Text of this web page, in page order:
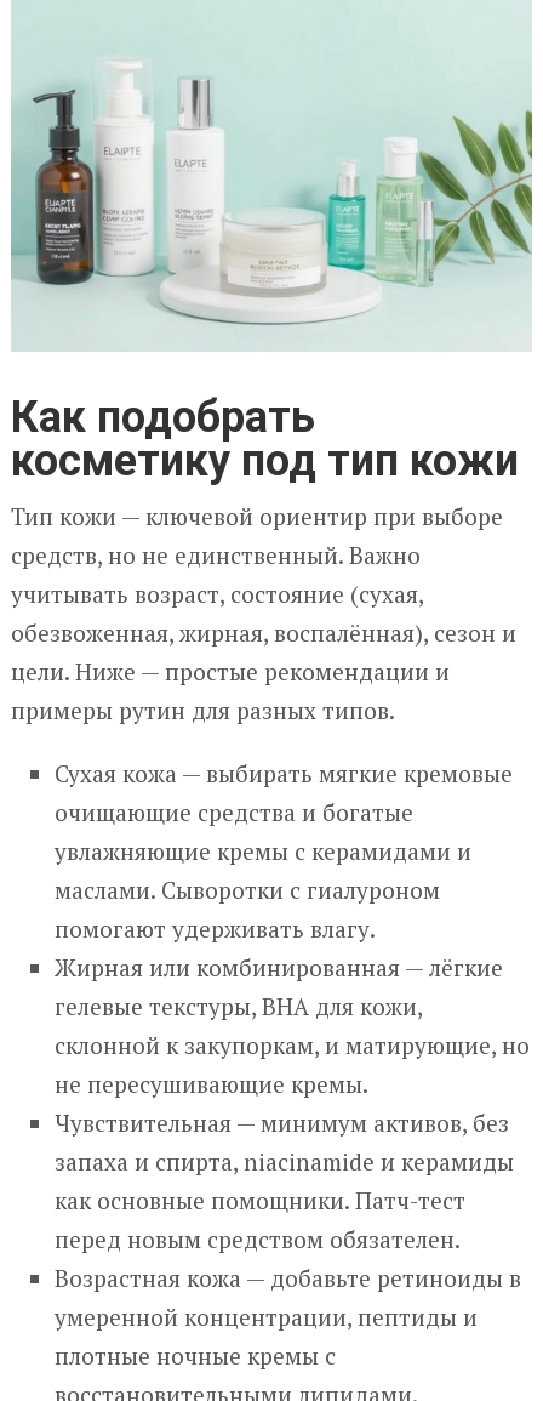
Как подобрать
косметику под тип кожи
Тип кожи — ключевой ориентир при выборе
средств, но не единственный. Важно
учитывать возраст, состояние (сухая,
обезвоженная, жирная, воспалённая), сезон и
цели. Ниже — простые рекомендации и
примеры рутин для разных типов.
Сухая кожа — выбирать мягкие кремовые
очищающие средства и богатые
увлажняющие кремы с керамидами и
маслами. Сыворотки с гиалуроном
помогают удерживать влагу.
Жирная или комбинированная — лёгкие
гелевые текстуры, BHA для кожи,
склонной к закупоркам, и матирующие, но
не пересушивающие кремы.
Чувствительная — минимум активов, без
запаха и спирта, niacinamide и керамиды
как основные помощники. Патч-тест
перед новым средством обязателен.
Возрастная кожа — добавьте ретиноиды в
умеренной концентрации, пептиды и
плотные ночные кремы с
восстановительными липидами.